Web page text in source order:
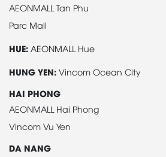
AEONMALL Tan Phu
Parc Mall
HUE: AEONMALL Hue
HUNG YEN: Vincom Ocean City
HAI PHONG
AEONMALL Hai Phong
Vincom Vu Yen
DA NANG